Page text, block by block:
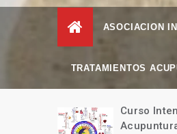
ASOCIACION
TRATAMIENTOS
Curso